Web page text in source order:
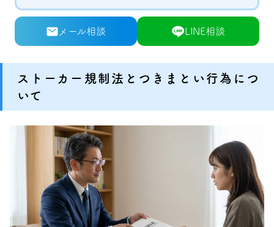
メール相談 LINE相談
ストーカー規制法とつきまとい行為につ
いて